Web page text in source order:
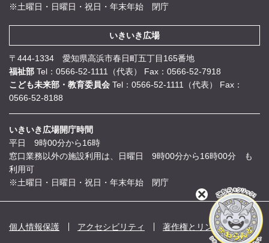
※土曜日・日曜日・祝日・年末年始 閉庁
いきいき広場
〒444-1334 愛知県高浜市春日町五丁目165番地
福祉部 Tel：0566-52-1111（代表）
Fax：0566-52-7918
こども未来部・教育委員会 Tel：0566-52-1111（代表）
Fax：
0566-52-8188
いきいき広場開庁時間
平日 9時00分から16時
窓口業務以外の施設利用は、日曜日 9時00分から16時00分 も
利用可
※土曜日・日曜日・祝日・年末年始 閉庁
個人情報保護 アクセシビリティ 著作権とリンク
閉